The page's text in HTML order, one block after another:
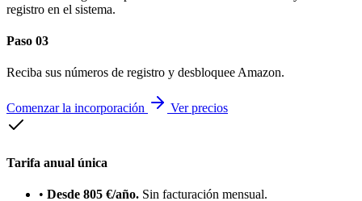
registro en el sistema.
Paso 03
Reciba sus números de registro y desbloquee Amazon.
Comenzar la incorporación Ver precios
Tarifa anual única
• Desde 805 €/año. Sin facturación mensual.